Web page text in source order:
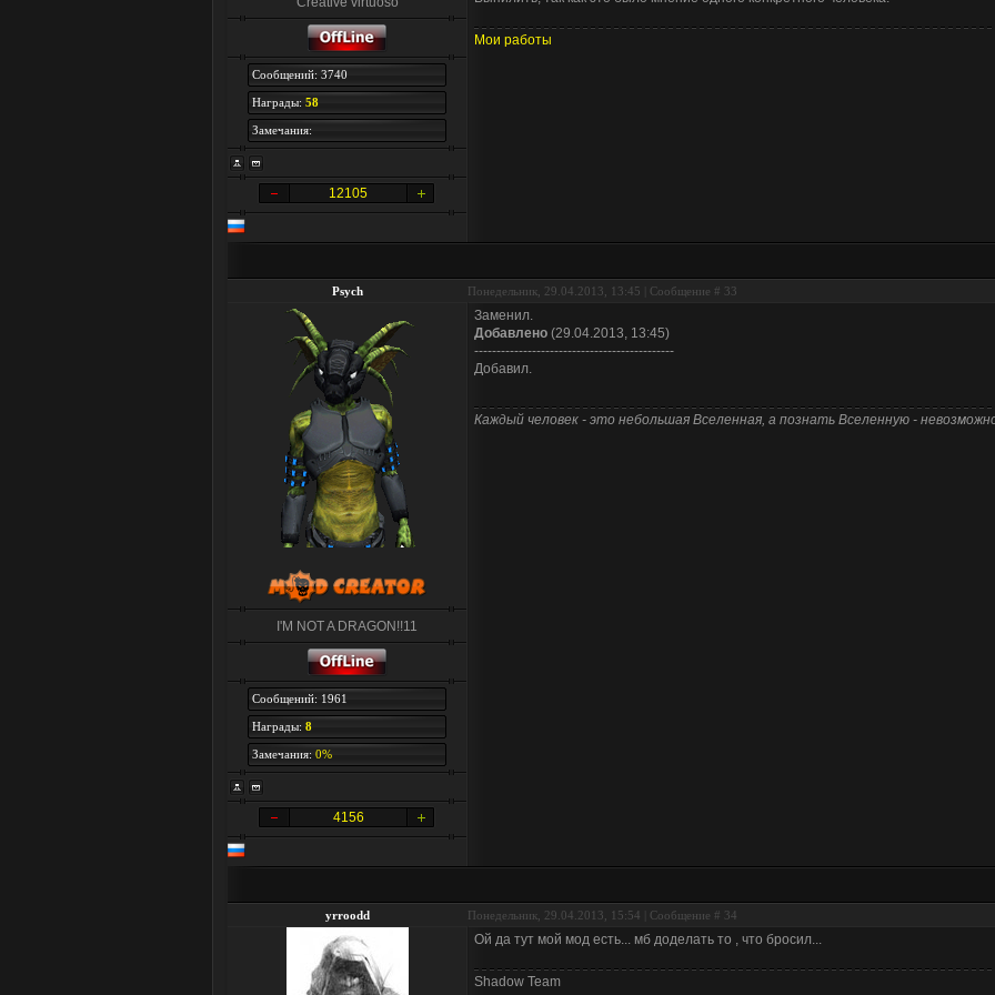
Сообщений: 3740
Награды: 58
Замечания:
12105
Мои работы
Psych Понедельник, 29.04.2013, 13:45 | Сообщение # 33
I'M NOT A DRAGON!!11
Сообщений: 1961
Награды: 8
Замечания: 0%
4156
Заменил.
Добавлено (29.04.2013, 13:45)
---------------------------------------------
Добавил.
Каждый человек - это небольшая Вселенная, а познать Вселенную -
yrroodd Понедельник, 29.04.2013, 15:54 | Сообщение # 34
Ой да тут мой мод есть... мб доделать то , что бросил...
Shadow Team